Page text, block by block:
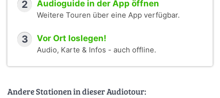
2 Audioguide in der App öffnen
Weitere Touren über eine App verfügbar.
3 Vor Ort loslegen!
Audio, Karte & Infos - auch offline.
Andere Stationen in dieser Audiotour: